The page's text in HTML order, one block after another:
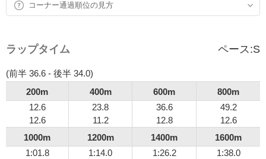
コーナー通過順位の見方
ラップタイム ペース:S
(前半 36.6 - 後半 34.0)
200m
400m 600m
800m
12.6
12.6
23.8
11.2
36.6
12.8
49.2
12.6
1000m
1200m 1400m
1600m
1:01.8
1:14.0
1:26.2
1:38.0